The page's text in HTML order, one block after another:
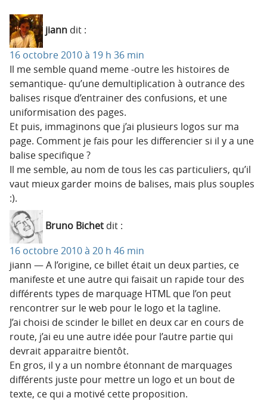
jiann dit :
16 octobre 2010 à 19 h 36 min
Il me semble quand meme -outre les histoires de
semantique- qu’une demultiplication à outrance des
balises risque d’entrainer des confusions, et une
uniformisation des pages.
Et puis, immaginons que j’ai plusieurs logos sur ma
page. Comment je fais pour les differencier si il y a une
balise specifique ?
Il me semble, au nom de tous les cas particuliers, qu’il
vaut mieux garder moins de balises, mais plus souples
:).
Bruno Bichet dit :
16 octobre 2010 à 20 h 46 min
jiann — A l’origine, ce billet était un deux parties, ce
manifeste et une autre qui faisait un rapide tour des
différents types de marquage HTML que l’on peut
rencontrer sur le web pour le logo et la tagline.
J’ai choisi de scinder le billet en deux car en cours de
route, j’ai eu une autre idée pour l’autre partie qui
devrait apparaitre bientôt.
En gros, il y a un nombre étonnant de marquages
différents juste pour mettre un logo et un bout de
texte, ce qui a motivé cette proposition.